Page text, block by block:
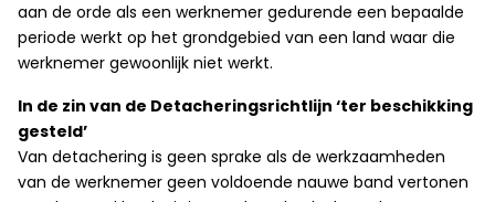
aan de orde als een werknemer gedurende een bepaalde
periode werkt op het grondgebied van een land waar die
werknemer gewoonlijk niet werkt.
In de zin van de Detacheringsrichtlijn ‘ter beschikking
gesteld’
Van detachering is geen sprake als de werkzaamheden
van de werknemer geen voldoende nauwe band vertonen